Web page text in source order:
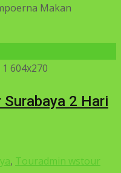
Makan
2 Hari
, Touradmin wstour